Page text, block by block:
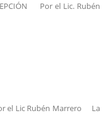
Por el Lic. Rubén
el Lic Rubén Marrero La